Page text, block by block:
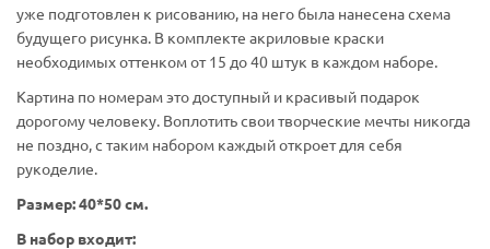
уже подготовлен к рисованию, на него была нанесена схема
будущего рисунка. В комплекте акриловые краски
необходимых оттенком от 15 до 40 штук в каждом наборе.
Картина по номерам это доступный и красивый подарок
дорогому человеку. Воплотить свои творческие мечты никогда
не поздно, с таким набором каждый откроет для себя
рукоделие.
Размер: 40*50 см.
В набор входит: